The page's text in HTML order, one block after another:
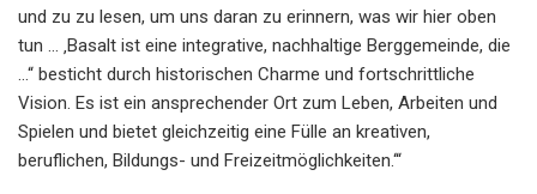
und zu zu lesen, um uns daran zu erinnern, was wir hier oben
tun … ‚Basalt ist eine integrative, nachhaltige Berggemeinde, die
…“ besticht durch historischen Charme und fortschrittliche
Vision. Es ist ein ansprechender Ort zum Leben, Arbeiten und
Spielen und bietet gleichzeitig eine Fülle an kreativen,
beruflichen, Bildungs- und Freizeitmöglichkeiten.‘“